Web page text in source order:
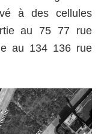
à des cellules
au 75 77 rue
au 134 136 rue